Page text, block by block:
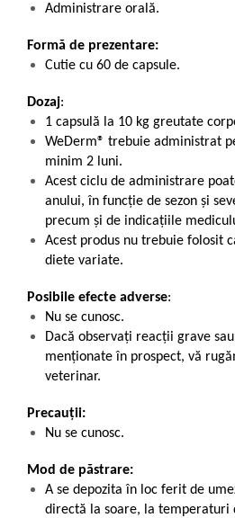
Administrare orală.
Formă de prezentare:
Cutie cu 60 de capsule.
Dozaj:
1 capsulă la 10 kg greutate
WeDerm® trebuie administrat
minim 2 luni.
Acest ciclu de administrare
anului, în funcție de sezon și
precum și de indicațiile
Acest produs nu trebuie folosit
diete variate.
Posibile efecte adverse:
Nu se cunosc.
Dacă observaţi reacţii grave
menţionate în prospect, vă
veterinar.
Precauții:
Nu se cunosc.
Mod de păstrare:
A se depozita în loc ferit de
directă la soare, la temperaturi